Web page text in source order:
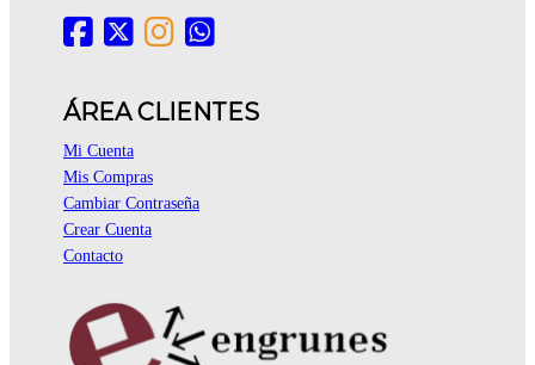
ÁREA CLIENTES
Mi Cuenta
Mis Compras
Cambiar Contraseña
Crear Cuenta
Contacto